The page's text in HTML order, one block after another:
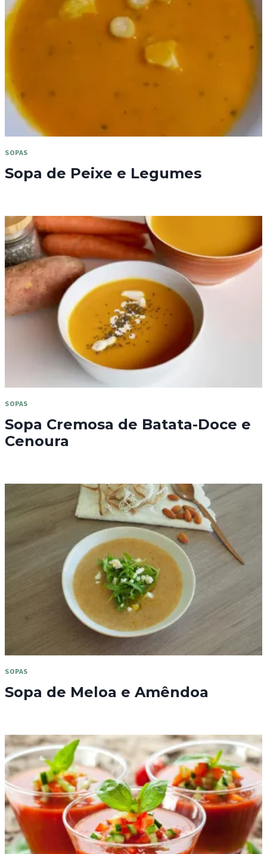
SOPAS
Sopa de Peixe e Legumes
SOPAS
Sopa Cremosa de Batata-Doce e
Cenoura
SOPAS
Sopa de Meloa e Amêndoa